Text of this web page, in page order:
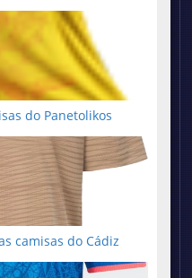
do Panetolikos
camisas do Cádiz